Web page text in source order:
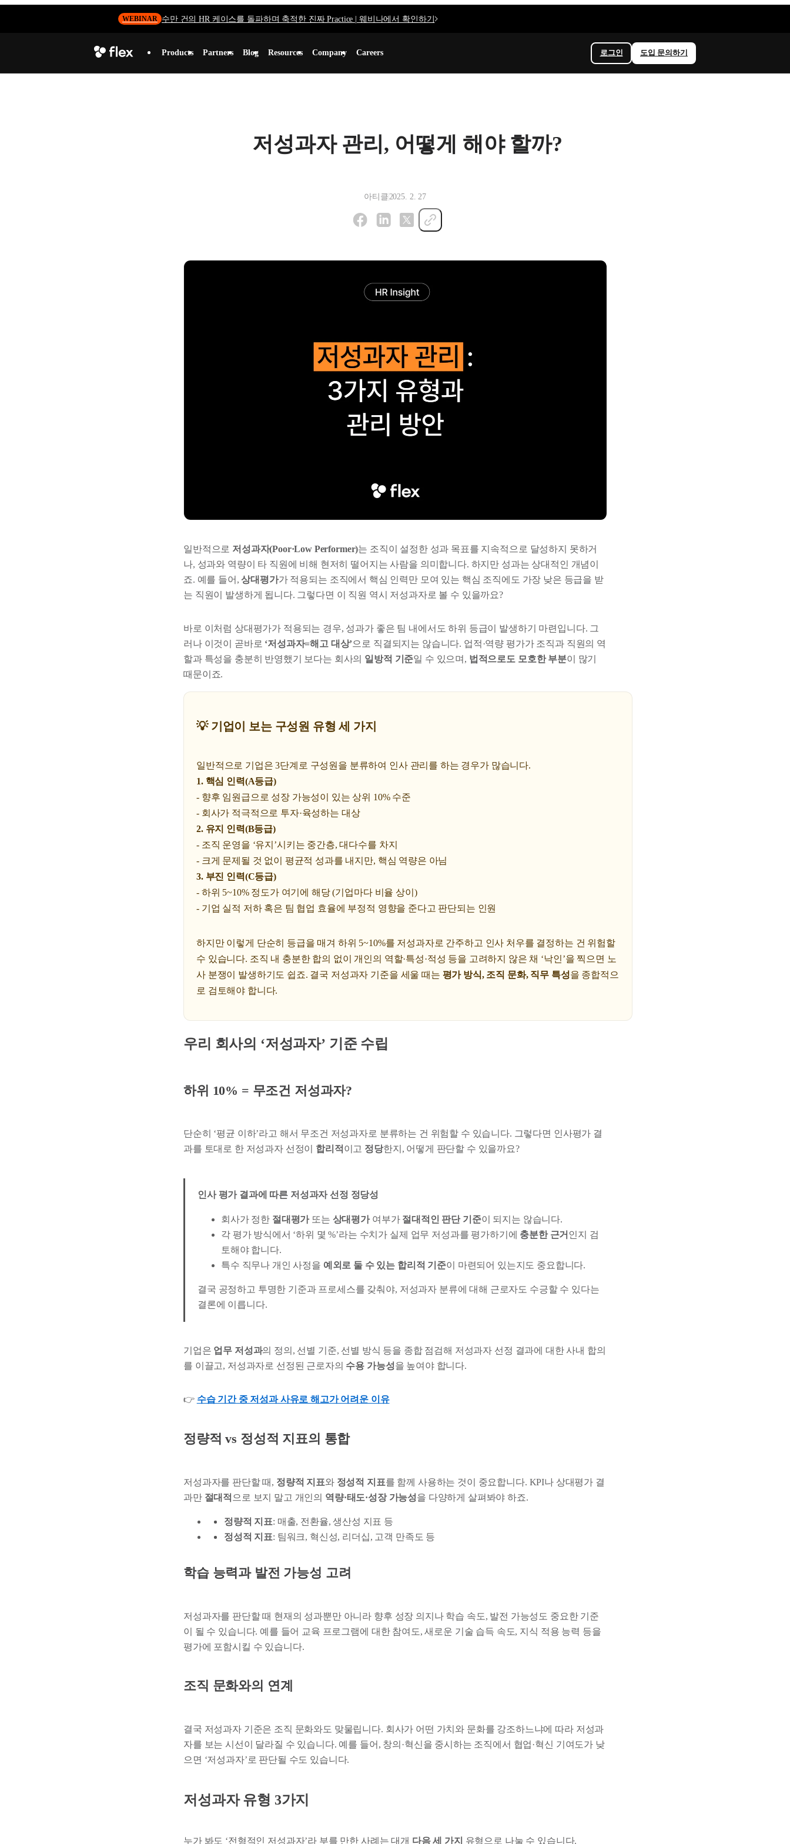
WEBINAR 수만 건의 HR 케이스를 돌파하며 축적한 진짜 Practice | 웨비나에서 확인하기
Products Partners Blog Resources Company Careers 로그인 도입 문의하기
저성과자 관리, 어떻게 해야 할까?
아티클2025. 2. 27
일반적으로 저성과자(Poor·Low Performer)는 조직이 설정한 성과 목표를 지속적으로 달성하지 못하거
나, 성과와 역량이 타 직원에 비해 현저히 떨어지는 사람을 의미합니다. 하지만 성과는 상대적인 개념이
죠. 예를 들어,상대평가가 적용되는 조직에서 핵심 인력만 모여 있는 핵심 조직에도 가장 낮은 등급을 받
는 직원이 발생하게 됩니다. 그렇다면 이 직원 역시 저성과자로 볼 수 있을까요?
바로 이처럼 상대평가가 적용되는 경우, 성과가 좋은 팀 내에서도 하위 등급이 발생하기 마련입니다. 그
러나 이것이 곧바로 ‘저성과자=해고 대상’으로 직결되지는 않습니다. 업적·역량 평가가 조직과 직원의 역
할과 특성을 충분히 반영했기 보다는 회사의 일방적 기준일 수 있으며, 법적으로도 모호한 부분이 많기
때문이죠.
💡 기업이 보는 구성원 유형 세 가지
일반적으로 기업은 3단계로 구성원을 분류하여 인사 관리를 하는 경우가 많습니다.
1. 핵심 인력(A등급)
- 향후 임원급으로 성장 가능성이 있는 상위 10% 수준
- 회사가 적극적으로 투자·육성하는 대상
2. 유지 인력(B등급)
- 조직 운영을 ‘유지’시키는 중간층, 대다수를 차지
- 크게 문제될 것 없이 평균적 성과를 내지만, 핵심 역량은 아님
3. 부진 인력(C등급)
- 하위 5~10% 정도가 여기에 해당 (기업마다 비율 상이)
- 기업 실적 저하 혹은 팀 협업 효율에 부정적 영향을 준다고 판단되는 인원
하지만 이렇게 단순히 등급을 매겨 하위 5~10%를 저성과자로 간주하고 인사 처우를 결정하는 건 위험할
수 있습니다. 조직 내 충분한 합의 없이 개인의 역할·특성·적성 등을 고려하지 않은 채 ‘낙인’을 찍으면 노
사 분쟁이 발생하기도 쉽죠. 결국 저성과자 기준을 세울 때는 평가 방식, 조직 문화, 직무 특성을 종합적으
로 검토해야 합니다.
우리 회사의 ‘저성과자’ 기준 수립
하위 10% = 무조건 저성과자?
단순히 ‘평균 이하’라고 해서 무조건 저성과자로 분류하는 건 위험할 수 있습니다. 그렇다면 인사평가 결
과를 토대로 한 저성과자 선정이 합리적 이고 정당한지, 어떻게 판단할 수 있을까요?
인사 평가 결과에 따른 저성과자 선정 정당성
회사가 정한 절대평가또는 상대평가여부가 절대적인 판단 기준이 되지는 않습니다.
각 평가 방식에서 ‘하위 몇 %’라는 수치가 실제 업무 저성과를 평가하기에 충분한 근거 인지 검
토해야 합니다.
특수 직무나 개인 사정을 예외로 둘 수 있는 합리적 기준이 마련되어 있는지도 중요합니다.
결국 공정하고 투명한 기준과 프로세스를 갖춰야, 저성과자 분류에 대해 근로자도 수긍할 수 있다는
결론에 이릅니다.
기업은 업무 저성과의 정의, 선별 기준, 선별 방식 등을 종합 점검해 저성과자 선정 결과에 대한 사내 합의
를 이끌고, 저성과자로 선정된 근로자의 수용 가능성을 높여야 합니다.
👉 수습 기간 중 저성과 사유로 해고가 어려운 이유
정량적 vs 정성적 지표의 통합
저성과자를 판단할 때, 정량적 지표와 정성적 지표를 함께 사용하는 것이 중요합니다. KPI나 상대평가 결
과만 절대적 으로 보지 말고 개인의 역량·태도·성장 가능성을 다양하게 살펴봐야 하죠.
정량적 지표: 매출, 전환율, 생산성 지표 등
정성적 지표: 팀워크, 혁신성, 리더십, 고객 만족도 등
학습 능력과 발전 가능성 고려
저성과자를 판단할 때 현재의 성과뿐만 아니라 향후 성장 의지나 학습 속도, 발전 가능성도 중요한 기준
이 될 수 있습니다. 예를 들어 교육 프로그램에 대한 참여도, 새로운 기술 습득 속도, 지식 적용 능력 등을
평가에 포함시킬 수 있습니다.
조직 문화와의 연계
결국 저성과자 기준은 조직 문화와도 맞물립니다. 회사가 어떤 가치와 문화를 강조하느냐에 따라 저성과
자를 보는 시선이 달라질 수 있습니다. 예를 들어, 창의·혁신을 중시하는 조직에서 협업·혁신 기여도가 낮
으면 ‘저성과자’로 판단될 수도 있습니다.
저성과자 유형 3가지
누가 봐도 ‘전형적인 저성과자’라 부를 만한 사례는 대개 다음 세 가지 유형으로 나눌 수 있습니다.